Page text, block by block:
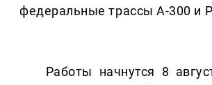
федеральные трассы А-300 и
Работы начнутся 8